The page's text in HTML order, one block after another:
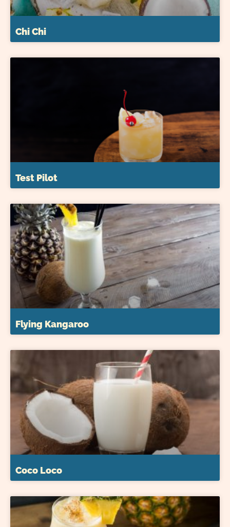
Chi Chi
Test Pilot
Flying Kangaroo
Coco Loco